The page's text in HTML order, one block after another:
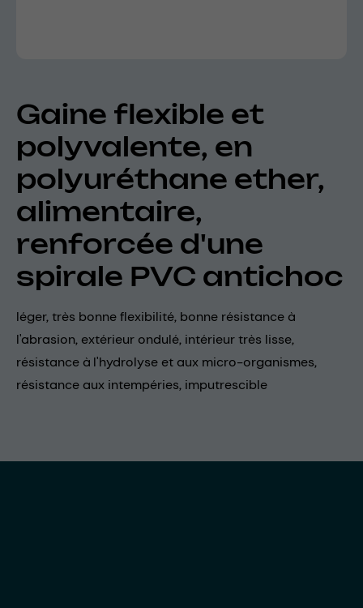
Gaine flexible et
polyvalente, en
polyuréthane ether,
alimentaire,
renforcée d'une
spirale PVC antichoc
léger, très bonne flexibilité, bonne résistance à
l'abrasion, extérieur ondulé, intérieur très lisse,
résistance à l'hydrolyse et aux micro-organismes,
résistance aux intempéries, imputrescible